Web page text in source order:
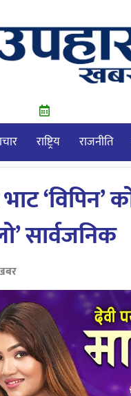
राष्ट्रिय राजनीति
भाट
सार्वजनिक